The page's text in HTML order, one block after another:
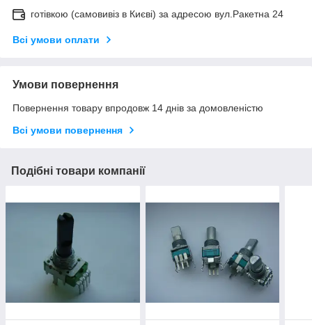
готівкою (самовивіз в Києві) за адресою вул.Ракетна 24
Всі умови оплати
Умови повернення
Повернення товару впродовж 14 днів за домовленістю
Всі умови повернення
Подібні товари компанії